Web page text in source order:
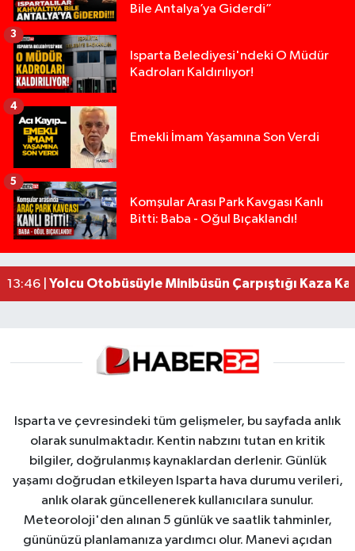
Bile Antalya’ya Giderdi”
Isparta Belediyesi'ndeki O Müdür
Kadroları Kaldırılıyor!
3
Emekli İmam Yaşamına Son Verdi
4
Komşular Arası Park Kavgası Kanlı
Bitti: Baba - Oğul Bıçaklandı!
5
19:36 |Isparta’da Silah Operasyonu: 165 Tabanca Ele
17:18 |Anız Yangını Kazaya Neden Oldu: 13 Araç
17:08 |Alevlere Teslim Olan Gecekondu Kullanılamaz
13:46 | Yolcu Otobüsüyle Minibüsün Çarpıştığı Kaza
Isparta ve çevresindeki tüm gelişmeler, bu sayfada anlık
olarak sunulmaktadır. Kentin nabzını tutan en kritik
bilgiler, doğrulanmış kaynaklardan derlenir. Günlük
yaşamı doğrudan etkileyen Isparta hava durumu verileri,
anlık olarak güncellenerek kullanıcılara sunulur.
Meteoroloji'den alınan 5 günlük ve saatlik tahminler,
gününüzü planlamanıza yardımcı olur. Manevi açıdan